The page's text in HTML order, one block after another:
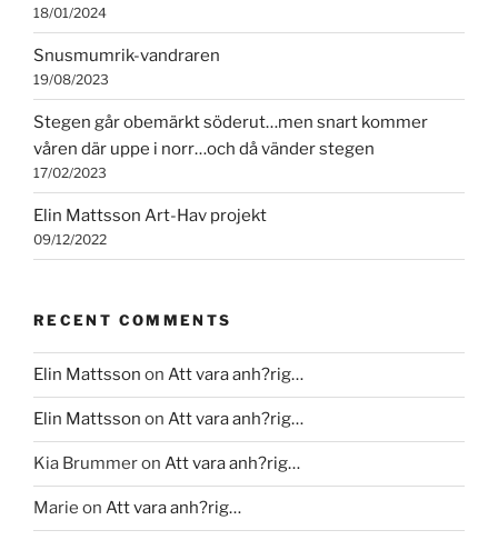
18/01/2024
Snusmumrik-vandraren
19/08/2023
Stegen går obemärkt söderut…men snart kommer
våren där uppe i norr…och då vänder stegen
17/02/2023
Elin Mattsson Art-Hav projekt
09/12/2022
RECENT COMMENTS
Elin Mattsson on Att vara anh?rig…
Elin Mattsson on Att vara anh?rig…
Kia Brummeron Att vara anh?rig…
Marie on Att vara anh?rig…